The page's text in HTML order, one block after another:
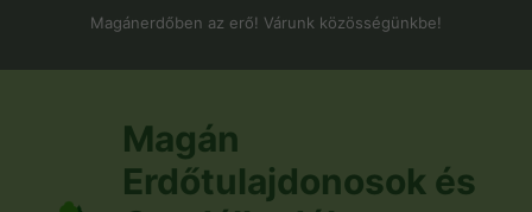
Magánerdőben az erő! Várunk közösségünkbe!
Magán
Erdőtulajdonosok és